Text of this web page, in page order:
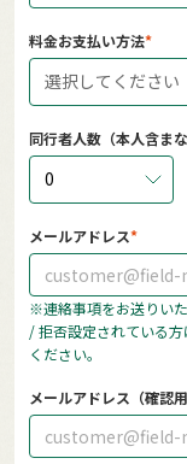
料金お支払い方法
選択してください
同行者人数（本人含まな
0
メールアドレス
※連絡事項をお送りい
/ 拒否設定されている
ください。
メールアドレス（確認用